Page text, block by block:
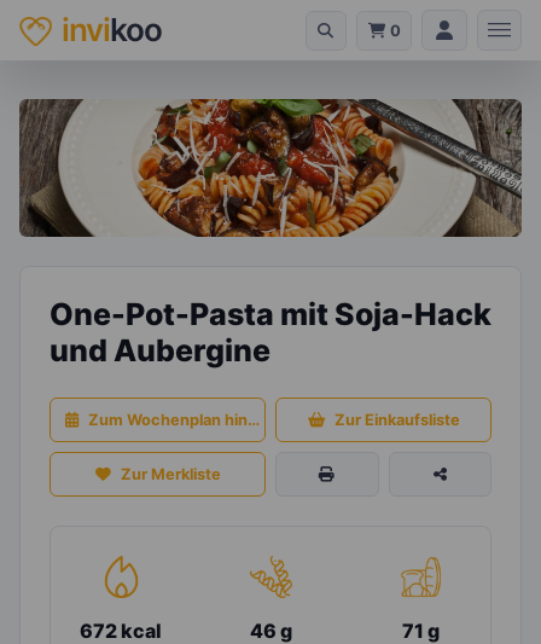
invikoo 0
One-Pot-Pasta mit Soja-Hack
und Aubergine
Zum Wochenplan hinzufügen Zur Einkaufsliste
Zur Merkliste
672 kcal 46 g 71 g